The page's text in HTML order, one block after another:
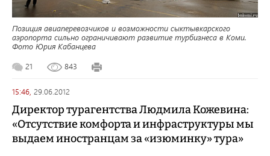
Позиция авиаперевозчиков и возможности сыктывкарского
аэропорта сильно ограничивают развитие турбизнеса в Коми.
Фото Юрия Кабанцева
21
843
15:46, 29.06.2012
Директор турагентства Людмила Кожевина:
«Отсутствие комфорта и инфраструктуры мы
выдаем иностранцам за «изюминку» тура»